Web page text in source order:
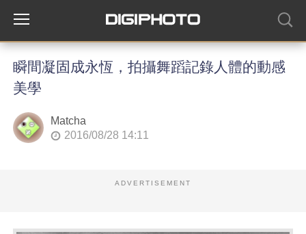
瞬間凝固成永恆，拍攝舞蹈記錄人體的動感
美學
Matcha
2016/08/28 14:11
ADVERTISEMENT